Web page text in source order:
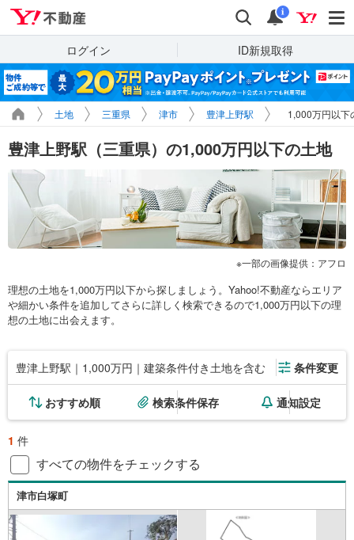
検索 通知
i
ログイン ID新規取得
土地 三重県 津市 豊津上野駅 1,000万円以下
豊津上野駅（三重県）の1,000万円以下の土地
一部の画像提供：アフロ
理想の土地を1,000万円以下から探しましょう。Yahoo!不動産ならエリア
や細かい条件を追加してさらに詳しく検索できるので1,000万円以下の理
想の土地に出会えます。
豊津上野駅｜1,000万円｜建築条件付き土地を含む 条件変更
おすすめ順 検索条件保存 通知設定
1 件
すべての物件をチェックする
津市白塚町